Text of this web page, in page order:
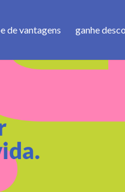
de vantagens ganhe